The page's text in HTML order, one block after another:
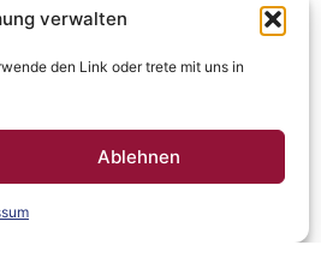
verwalten
den Link oder trete mit uns in
Ablehnen